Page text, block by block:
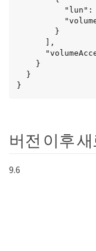
}
버전 이후
9.6